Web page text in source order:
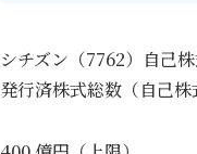
シチズン（7762）自己
発行済株式総数（自己